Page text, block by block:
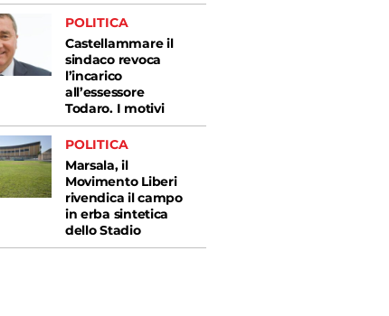
POLITICA
Castellammare il
sindaco revoca
l’incarico
all’essessore
Todaro. I motivi
POLITICA
Marsala, il
Movimento Liberi
rivendica il campo
in erba sintetica
dello Stadio